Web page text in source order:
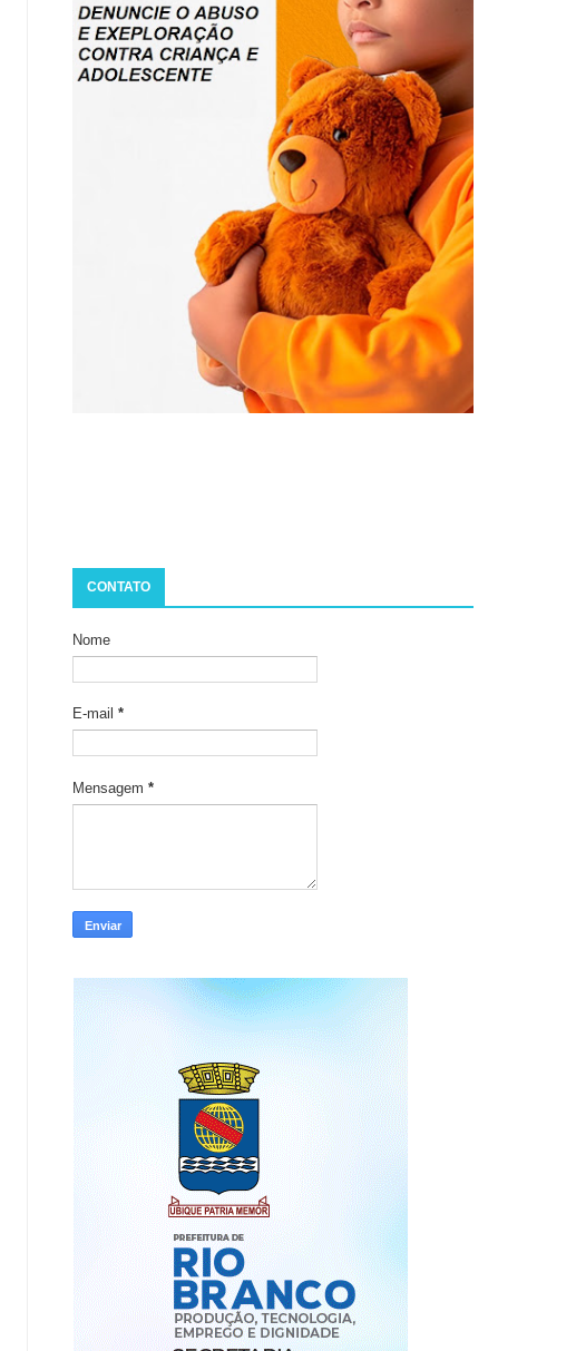
CONTATO
Nome
E-mail *
Mensagem *